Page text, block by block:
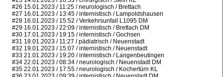
#26 15.01.2023 / 11:25 / neurologisch / Brettach
#27 16.01.2023 / 13:45 / internistisch / Lampoldshausen
#28 16.01.2023 / 15:52 / Verkehrsunfall L1095 DM
#29 16.01.2023 / 22:09 / internistisch / Brettach DM
#30 17.01.2023 / 19:15 / internistisch / Gochsen
#31 18.01.2023 / 11:27 / pädiatrisch / Neuenstadt
#32 19.01.2023 / 15:07 / internistisch / Neuenstadt
#33 21.01.2023 / 19:20 / internistisch / Langenbeutingen
#34 22.01.2023 / 08:34 / neurologisch / Neuenstadt DM
#35 22.01.2023 / 17:55 / neurologisch / Kochertürn KL